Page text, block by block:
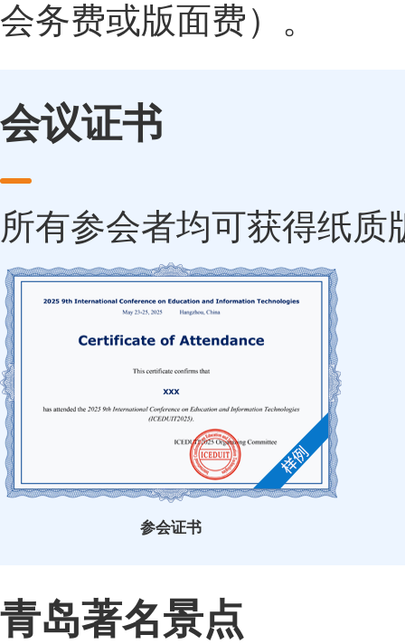
会务费或版面费）。
会议证书
所有参会者均可获得纸质
参会证书
青岛著名景点